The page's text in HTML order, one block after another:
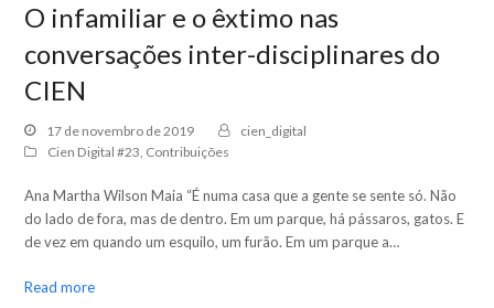
O infamiliar e o êxtimo nas
conversações inter-disciplinares do
CIEN
17 de novembro de 2019
cien_digital
Cien Digital #23, Contribuições
Ana Martha Wilson Maia “É numa casa que a gente se sente só. Não
do lado de fora, mas de dentro. Em um parque, há pássaros, gatos. E
de vez em quando um esquilo, um furão. Em um parque a…
Read more